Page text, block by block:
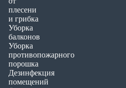
плесени
и грибка
Уборка
балконов
Уборка
противопожарного
порошка
Дезинфекция
помещений